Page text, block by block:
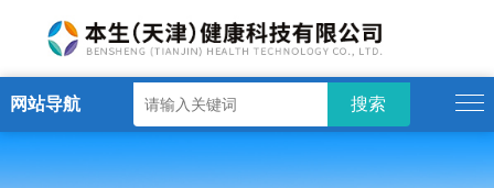
网站导航